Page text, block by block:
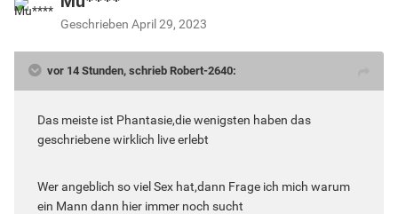
Geschrieben April 29, 2023
vor 14 Stunden, schrieb Robert-2640:
Das meiste ist Phantasie,die wenigsten haben das
geschriebene wirklich live erlebt
Wer angeblich so viel Sex hat,dann Frage ich mich warum
ein Mann dann hier immer noch sucht